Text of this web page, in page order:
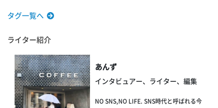
タグ一覧へ
ライター紹介
あんず
インタビュアー、ライター、編集
NO SNS,NO LIFE. SNS時代と呼ばれる今